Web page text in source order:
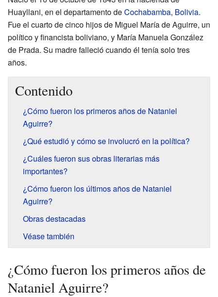
Huayllani, en el departamento deCochabamba, Bolivia.
Fue el cuarto de cinco hijos de Miguel María de Aguirre, un
político y financista boliviano, y María Manuela González
de Prada. Su madre falleció cuando él tenía solo tres
años.
Contenido
¿Cómo fueron los primeros años de Nataniel
Aguirre?
¿Qué estudió y cómo se involucró en la política?
¿Cuáles fueron sus obras literarias más
importantes?
¿Cómo fueron los últimos años de Nataniel
Aguirre?
Obras destacadas
Véase también
¿Cómo fueron los primeros años de
Nataniel Aguirre?